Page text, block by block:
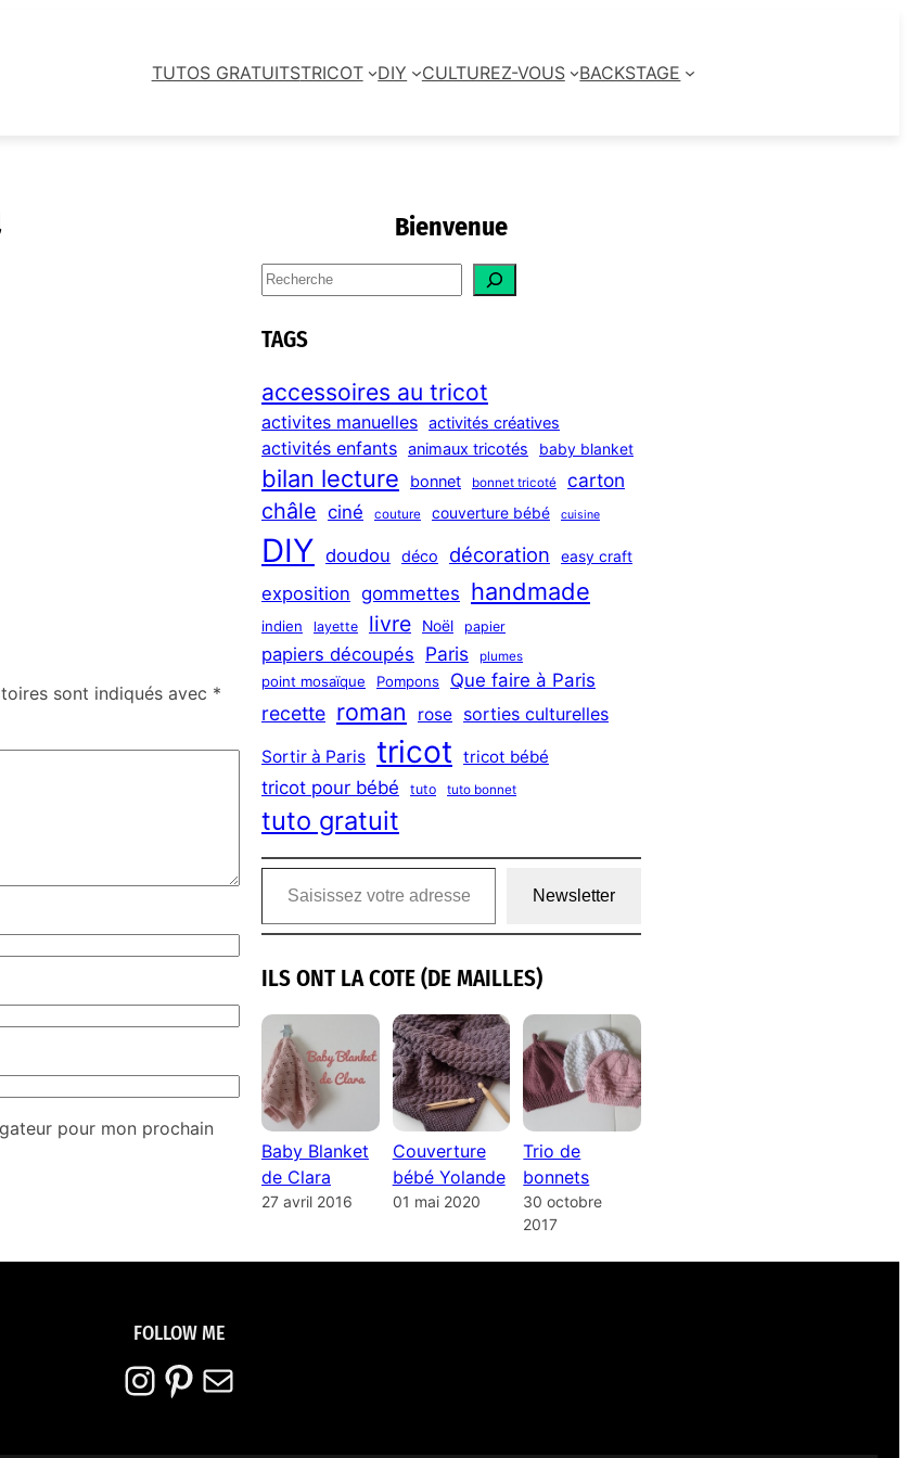
TUTOS GRATUITSTRICOT DIY CULTUREZ-VOUS BACKSTAGE
sont indiqués avec *
pour mon prochain
Bienvenue
S
e
a
r
h
TAGS
accessoires au tricot
activites manuelles activités créatives
activités enfants animaux tricotés baby blanket
bilan lecture bonnet bonnet tricoté carton
châle ciné couture couverture bébé cuisine
DIY doudou déco décoration easy craft
exposition gommettes handmade
indien layette livre Noël papier
papiers découpés Paris plumes
point mosaïque Pompons Que faire à Paris
recette roman rose sorties culturelles
Sortir à Paris tricot tricot bébé
tricot pour bébé tuto tuto bonnet
tuto gratuit
Saisissez votre adresse e-mail…
Newsletter
ILS ONT LA COTE (DE MAILLES)
Baby Blanket
de Clara
27 avril 2016
Couverture
bébé Yolande
01 mai 2020
Trio de
bonnets
30 octobre
2017
FOLLOW ME
Instagram Pinterest E-mail